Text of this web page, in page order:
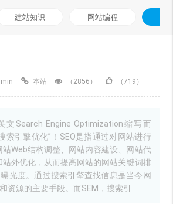
建站知识 网站编程
本站 （2856） （719）
文Search Engine Optimization缩写而
索引擎优化”！SEO是指通过对网站进行
Web结构调整、网站内容建设、网站代
外优化，从而提高网站的网站关键词排
光度。通过搜索引擎查找信息是当今网
资源的主要手段。而SEM，搜索引